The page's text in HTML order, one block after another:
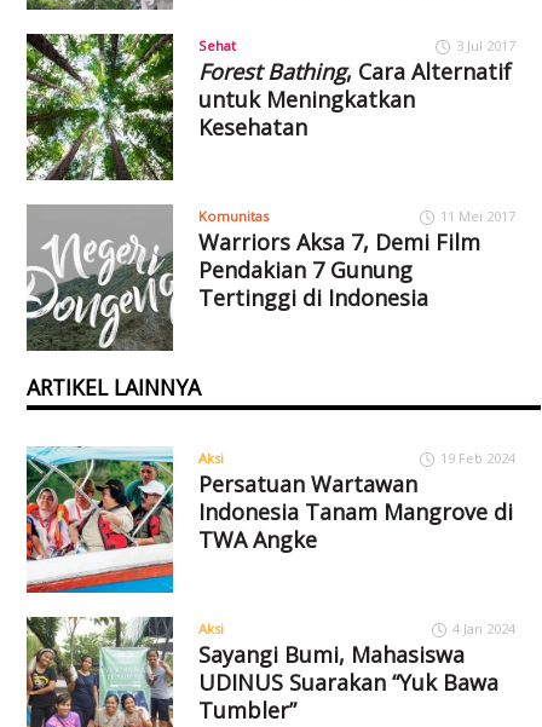
Sehat 3 Jul 2017
Forest Bathing, Cara Alternatif
untuk Meningkatkan
Kesehatan
Komunitas 11 Mei 2017
Warriors Aksa 7, Demi Film
Pendakian 7 Gunung
Tertinggi di Indonesia
ARTIKEL LAINNYA
Aksi 19 Feb 2024
Persatuan Wartawan
Indonesia Tanam Mangrove di
TWA Angke
Aksi 4 Jan 2024
Sayangi Bumi, Mahasiswa
UDINUS Suarakan “Yuk Bawa
Tumbler”